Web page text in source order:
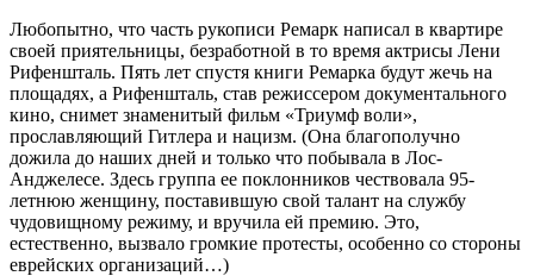
Любопытно, что часть рукописи Ремарк написал в квартире
своей приятельницы, безработной в то время актрисы Лени
Рифеншталь. Пять лет спустя книги Ремарка будут жечь на
площадях, а Рифеншталь, став режиссером документального
кино, снимет знаменитый фильм «Триумф воли»,
прославляющий Гитлера и нацизм. (Она благополучно
дожила до наших дней и только что побывала в Лос-
Анджелесе. Здесь группа ее поклонников чествовала 95-
летнюю женщину, поставившую свой талант на службу
чудовищному режиму, и вручила ей премию. Это,
естественно, вызвало громкие протесты, особенно со стороны
еврейских организаций…)